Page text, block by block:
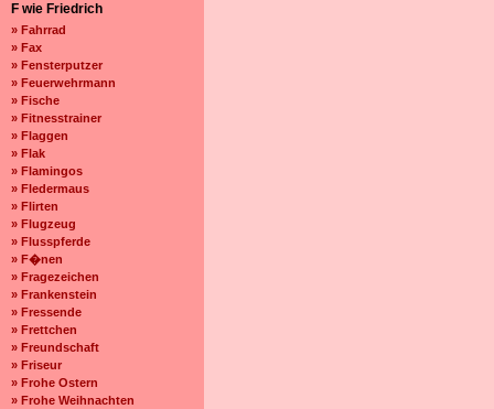
F wie Friedrich
» Fahrrad
» Fax
» Fensterputzer
» Feuerwehrmann
» Fische
» Fitnesstrainer
» Flaggen
» Flak
» Flamingos
» Fledermaus
» Flirten
» Flugzeug
» Flusspferde
» F�nen
» Fragezeichen
» Frankenstein
» Fressende
» Frettchen
» Freundschaft
» Friseur
» Frohe Ostern
» Frohe Weihnachten